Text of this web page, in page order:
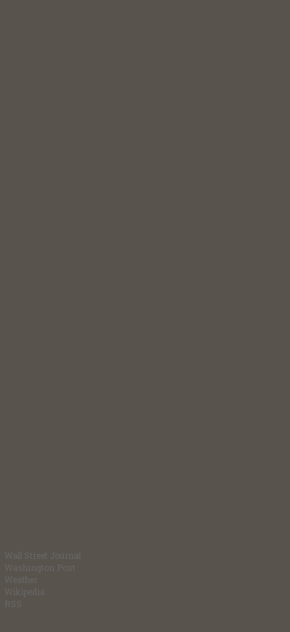
Wall Street Journal
Washington Post
Weather
Wikipedia
RSS